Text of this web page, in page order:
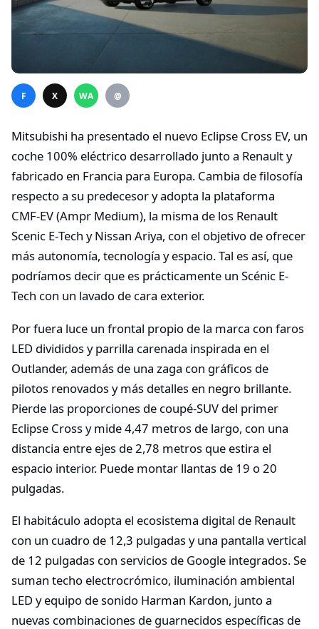
F X WA @
Mitsubishi ha presentado el nuevo Eclipse Cross EV, un
coche 100% eléctrico desarrollado junto a Renault y
fabricado en Francia para Europa. Cambia de filosofía
respecto a su predecesor y adopta la plataforma
CMF‑EV (Ampr Medium), la misma de los Renault
Scenic E‑Tech y Nissan Ariya, con el objetivo de ofrecer
más autonomía, tecnología y espacio. Tal es así, que
podríamos decir que es prácticamente un Scénic E-
Tech con un lavado de cara exterior.
Por fuera luce un frontal propio de la marca con faros
LED divididos y parrilla carenada inspirada en el
Outlander, además de una zaga con gráficos de
pilotos renovados y más detalles en negro brillante.
Pierde las proporciones de coupé‑SUV del primer
Eclipse Cross y mide 4,47 metros de largo, con una
distancia entre ejes de 2,78 metros que estira el
espacio interior. Puede montar llantas de 19 o 20
pulgadas.
El habitáculo adopta el ecosistema digital de Renault
con un cuadro de 12,3 pulgadas y una pantalla vertical
de 12 pulgadas con servicios de Google integrados. Se
suman techo electrocrómico, iluminación ambiental
LED y equipo de sonido Harman Kardon, junto a
nuevas combinaciones de guarnecidos específicas de